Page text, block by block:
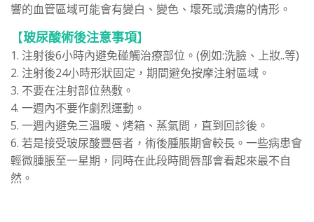
響的血管區域可能會有變白、變色、壞死或潰瘍的情形。
【玻尿酸術後注意事項】
1. 注射後6小時內避免碰觸治療部位。(例如:洗臉、上妝..等)
2. 注射後24小時形狀固定，期間避免按摩注射區域。
3. 不要在注射部位熱敷。
4. 一週內不要作劇烈運動。
5. 一週內避免三溫暖、烤箱、蒸氣間，直到回診後。
6. 若是接受玻尿酸豐唇者，術後腫脹期會較長。一些病患會
輕微腫脹至一星期，同時在此段時間唇部會看起來最不自
然。